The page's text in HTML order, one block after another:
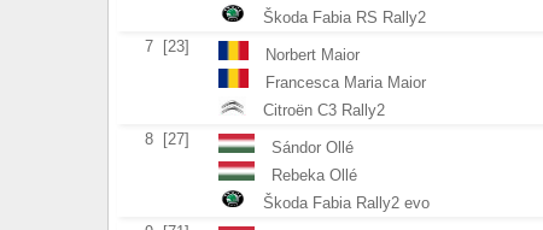
Škoda Fabia RS Rally2
7
[23] Norbert Maior
Francesca Maria Maior
Citroën C3 Rally2
8
[27] Sándor Ollé
Rebeka Ollé
Škoda Fabia Rally2 evo